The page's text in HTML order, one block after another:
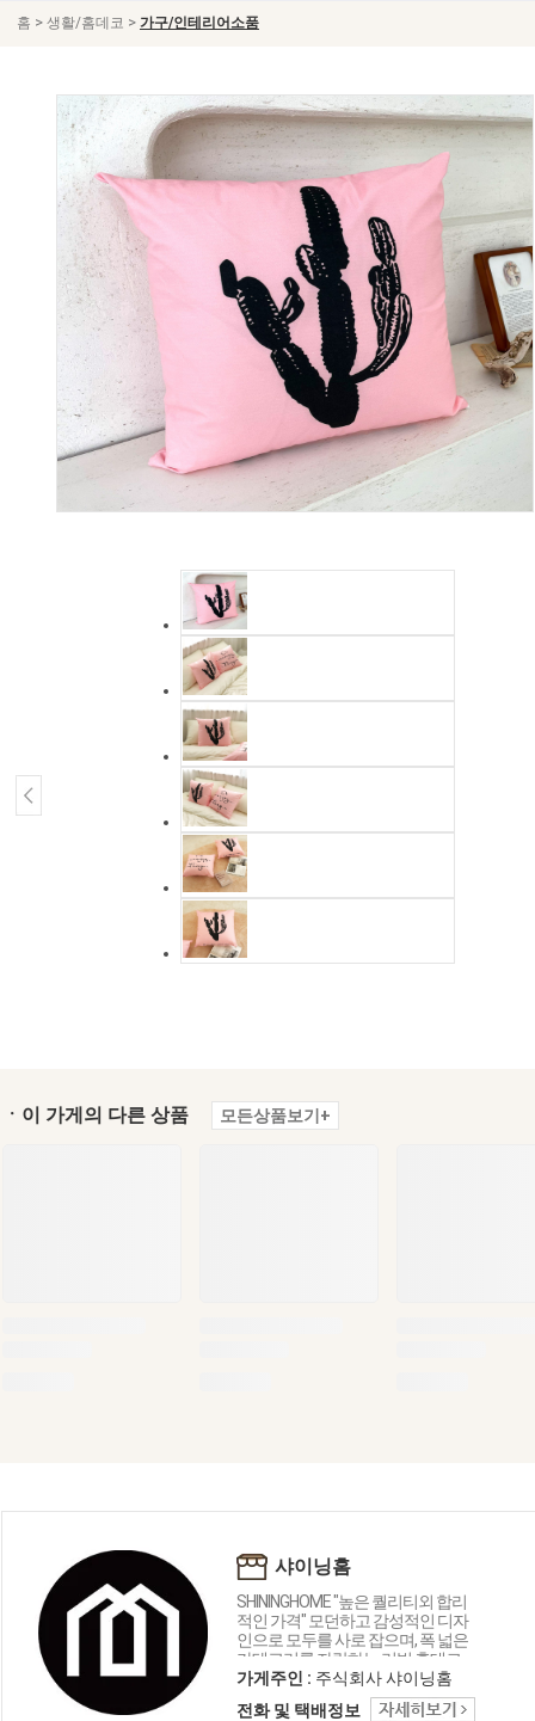
홈 > 생활/홈데코 > 가구/인테리어소품
ㆍ이 가게의 다른 상품 모든상품보기+
샤이닝홈
SHININGHOME "높은 퀄리티외 합리
적인 가격" 모던하고 감성적인 디자
인으로 모두를 사로 잡으며, 폭 넓은
카테고리를 자랑하는 리빙 홈데코
인테리어 샤이닝홈입니다.
가게주인 : 주식회사 샤이닝홈
전화 및 택배정보